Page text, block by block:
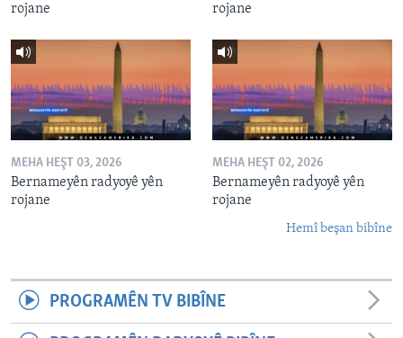
rojane
rojane
MEHA HEŞT 03, 2026
Bernameyên radyoyê yên
rojane
MEHA HEŞT 02, 2026
Bernameyên radyoyê yên
rojane
Hemî beşan bibîne
PROGRAMÊN TV BIBÎNE